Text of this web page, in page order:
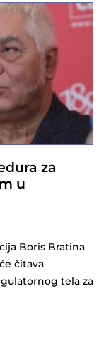
za
u
Boris Bratina
čitava
tela za